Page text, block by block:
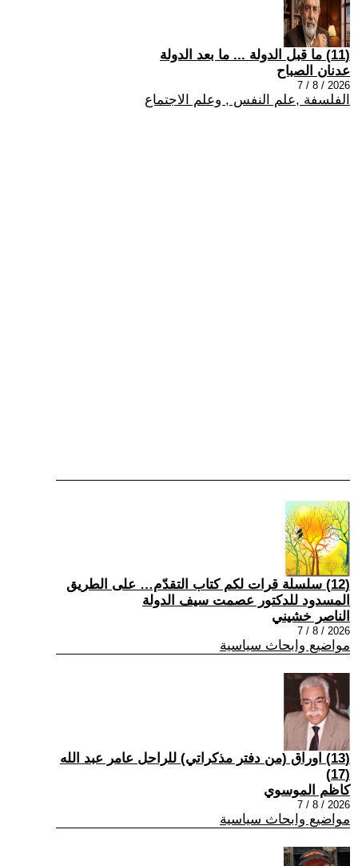
(11) ما قبل الدولة ... ما بعد الدولة
عدنان الصباح
2026 / 8 / 7
الفلسفة ,علم النفس , وعلم الاجتماع
(12) سلسلة قرات لكم كتاب التقدّم… على الطريق
المسدود للدكتور عصمت سيف الدولة
الناصر خشيني
2026 / 8 / 7
مواضيع وابحاث سياسية
(13) اوراق (من دفتر مذكراتي) للراحل عامر عبد الله
(17)
كاظم الموسوي
2026 / 8 / 7
مواضيع وابحاث سياسية